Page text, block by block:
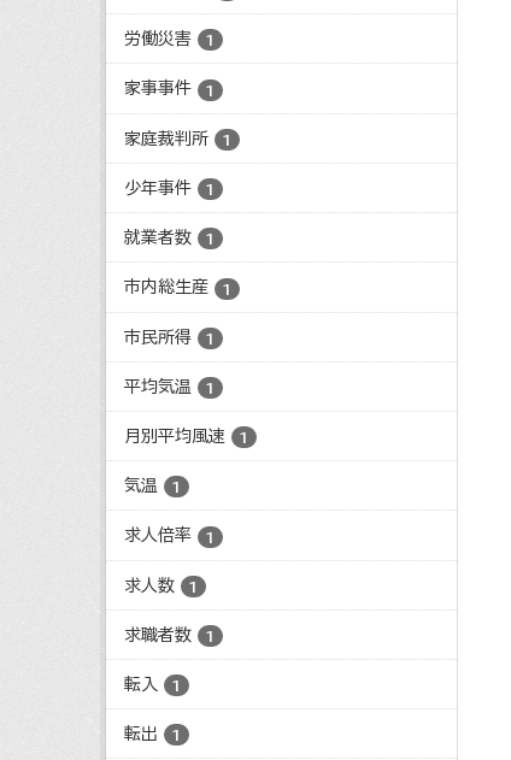
労働災害 1
家事事件 1
家庭裁判所 1
少年事件 1
就業者数 1
市内総生産 1
市民所得 1
平均気温 1
月別平均風速 1
気温 1
求人倍率 1
求人数 1
求職者数 1
転入 1
転出 1